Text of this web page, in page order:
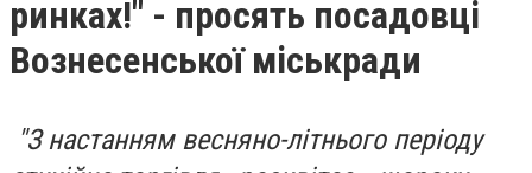
ринках!" - просять посадовці
Вознесенської міськради
"З настанням весняно-літнього періоду